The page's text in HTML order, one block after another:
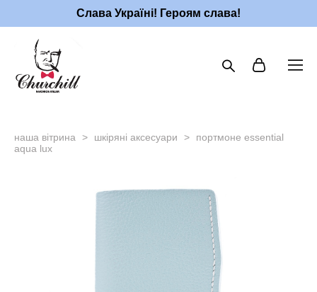
Слава Україні! Героям слава!
наша вітрина > шкіряні аксесуари >
портмоне essential
aqua lux